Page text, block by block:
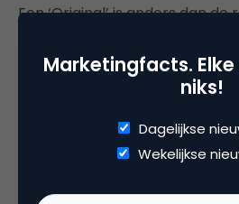
Een ‘Original’ is anders dan
alleen slagen. Iedere Original
en daarom wijdt Adam een
‘Originals’ aan teamdynamiek
hoofdboodschap? Let op
lopen risico, slaan hiërarchie
en ze balanceren tussen een
Marketingfacts. Elke
niks!
Dagelijkse
Wekelijkse